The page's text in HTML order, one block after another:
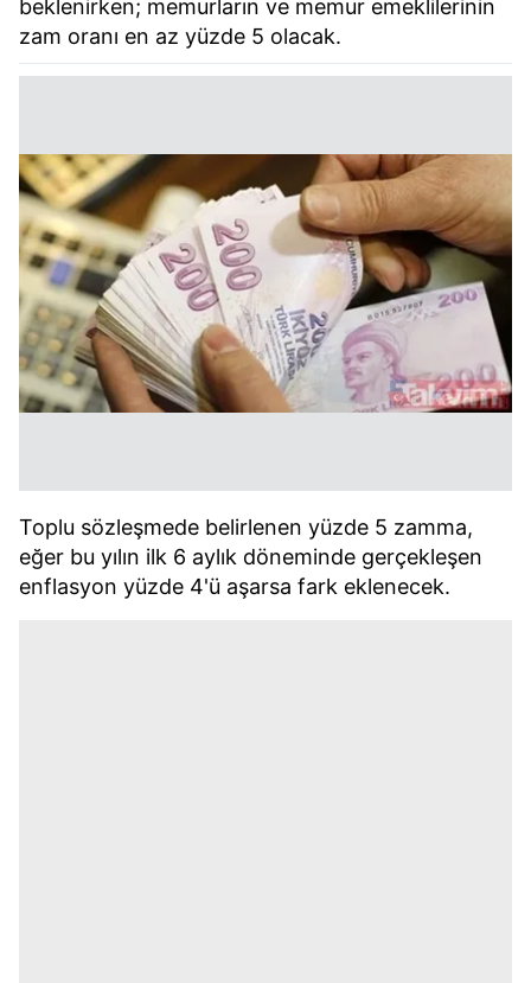
beklenirken; memurların ve memur emeklilerinin
zam oranı en az yüzde 5 olacak.
Toplu sözleşmede belirlenen yüzde 5 zamma,
eğer bu yılın ilk 6 aylık döneminde gerçekleşen
enflasyon yüzde 4'ü aşarsa fark eklenecek.